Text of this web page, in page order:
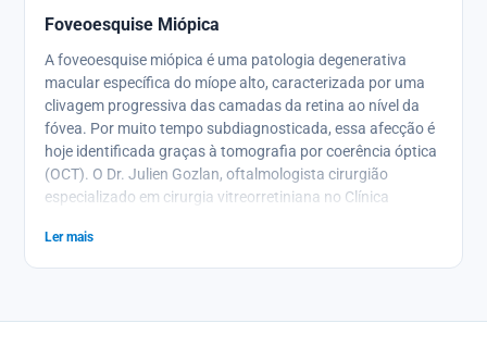
Foveoesquise Miópica
A foveoesquise miópica é uma patologia degenerativa
macular específica do míope alto, caracterizada por uma
clivagem progressiva das camadas da retina ao nível da
fóvea. Por muito tempo subdiagnosticada, essa afecção é
hoje identificada graças à tomografia por coerência óptica
(OCT). O Dr. Julien Gozlan, oftalmologista cirurgião
especializado em cirurgia vitreorretiniana no Clínica
sobre essa doença: definição, mecanismos
fisiopatológicos, sintomas, diagnóstico por imagem,
Ler mais